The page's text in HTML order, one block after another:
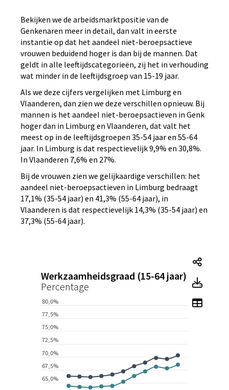
Bekijken we de arbeidsmarktpositie van de
Genkenaren meer in detail, dan valt in eerste
instantie op dat het aandeel niet-beroepsactieve
vrouwen beduidend hoger is dan bij de mannen. Dat
geldt in alle leeftijdscategorieën, zij het in verhouding
wat minder in de leeftijdsgroep van 15-19 jaar.
Als we deze cijfers vergelijken met Limburg en
Vlaanderen, dan zien we deze verschillen opnieuw. Bij
mannen is het aandeel niet-beroepsactieven in Genk
hoger dan in Limburg en Vlaanderen, dat valt het
meest op in de leeftijdsgroepen 35-54 jaar en 55-64
jaar. In Limburg is dat respectievelijk 9,9% en 30,8%.
In Vlaanderen 7,6% en 27%.
Bij de vrouwen zien we gelijkaardige verschillen: het
aandeel niet-beroepsactieven in Limburg bedraagt
17,1% (35-54 jaar) en 41,3% (55-64 jaar), in
Vlaanderen is dat respectievelijk 14,3% (35-54 jaar) en
37,3% (55-64 jaar).
Werkzaamheidsgraad (15-64 jaar)
Percentage
Toon